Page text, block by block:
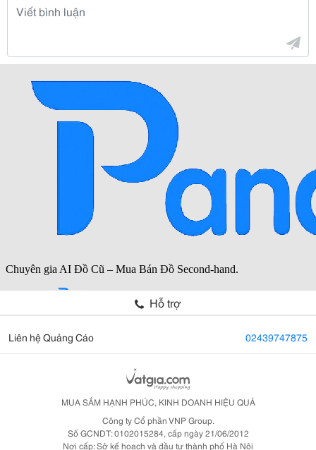
Hỗ trợ
Liên hệ Quảng Cáo 02439747875
MUA SẮM HẠNH PHÚC, KINH DOANH HIỆU QUẢ
Công ty Cổ phần VNP Group.
Số GCNDT: 0102015284, cấp ngày 21/06/2012
Nơi cấp: Sở kế hoạch và đầu tư thành phố Hà Nội